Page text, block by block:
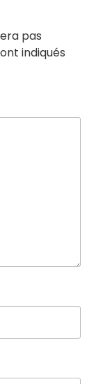
pas
indiqués